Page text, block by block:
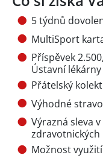
5 týdnů
MultiSport
Příspěvek
Ústavní
Přátelský
Výhodné
Výrazná sleva
Možnost